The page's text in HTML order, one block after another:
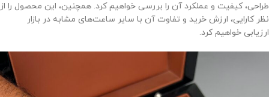
طراحی، کیفیت و عملکرد آن را بررسی خواهیم کرد. همچنین، این محصول را از
نظر کارایی، ارزش خرید و تفاوت آن با سایر ساعت‌های مشابه در بازار
ارزیابی خواهیم کرد.